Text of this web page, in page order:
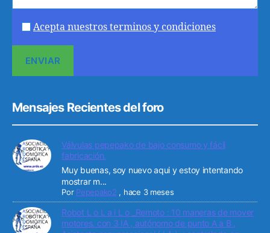
Acepta nuestros terminos y condiciones
Mensajes Recientes del foro
Válvulas pepepako de bajo consumo y fácil
fabricación.
Muy buenas, soy nuevo aqui y estoy intentando
mostrar m...
Por Pepepako2 , hace 3 meses
Robot L o L a i L o _Remoto : 10 maneras de mover
motores. con 3 IA , autónomo de punto A a B ,